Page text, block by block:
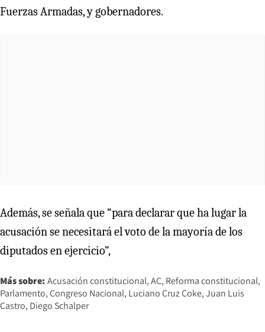
Fuerzas Armadas, y gobernadores.
Además, se señala que “para declarar que ha lugar la
acusación se necesitará el voto de la mayoría de los
diputados en ejercicio”,
Más sobre: Acusación constitucional AC Reforma constitucional
Parlamento Congreso Nacional Luciano Cruz Coke Juan Luis
Castro Diego Schalper